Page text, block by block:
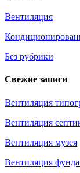
Вентиляция
Без рубрики
Свежие записи
Вентиляция
Вентиляция
Вентиляция музея
Вентиляция